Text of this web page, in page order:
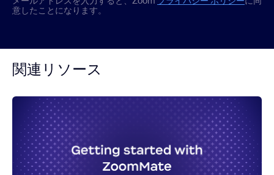
意したことになります。
関連リソース